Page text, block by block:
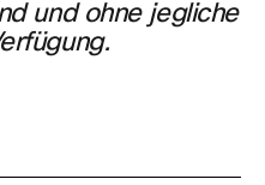
und ohne jegliche